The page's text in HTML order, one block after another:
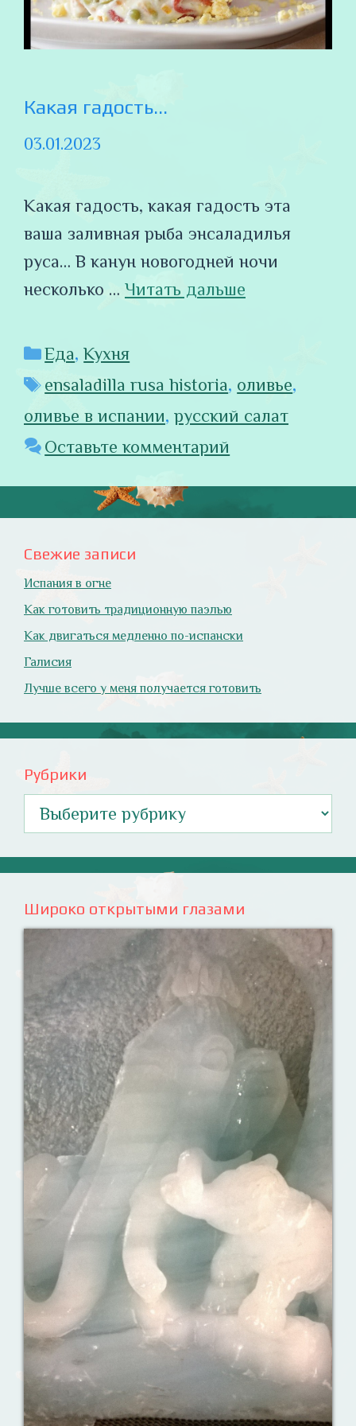
Какая гадость…
03.01.2023
Какая гадость, какая гадость эта
ваша заливная рыба энсаладилья
руса… В канун новогодней ночи
несколько … Читать дальше
Рубрики
Еда,Кухня
Метки
ensaladilla rusa historia, оливье,
оливье в испании, русский салат
Оставьте комментарий
Свежие записи
Испания в огне
Как готовить традиционную паэлью
Как двигаться медленно по-испански
Галисия
Лучше всего у меня получается готовить
Рубрики
Широко открытыми глазами
Ваш английский здесь!
Интерактивные упражнения, FCE и
многое другое. Практические советы в
моих аудиоуроках.
Назови их!
Travelling: Destination — China
Сложи пазлы